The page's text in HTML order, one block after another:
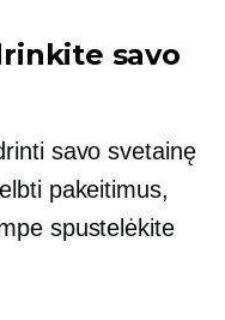
savo
savo svetainę
pakeitimus,
spustelėkite